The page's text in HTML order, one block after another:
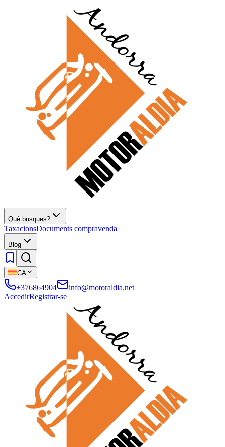
Què busques?
TaxacionsDocuments compravenda
Blog
CA
+376864904
info@motoraldia.net
AccedirRegistrar-se